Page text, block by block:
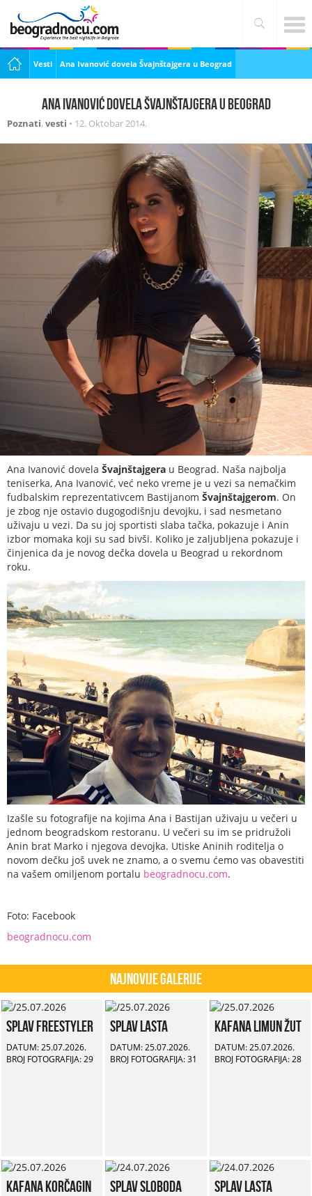
Vesti Ana Ivanović dovela Švajnštajgera u Beograd
Ana Ivanović dovela Švajnštajgera u Beograd
Poznati, vesti • 12. Oktobar 2014.
Ana Ivanović dovela Švajnštajgera u Beograd. Naša najbolja
teniserka, Ana Ivanović, već neko vreme je u vezi sa nemačkim
fudbalskim reprezentativcem Bastijanom Švajnštajgerom. On
je zbog nje ostavio dugogodišnju devojku, i sad nesmetano
uživaju u vezi. Da su joj sportisti slaba tačka, pokazuje i Anin
izbor momaka koji su sad bivši. Koliko je zaljubljena pokazuje i
činjenica da je novog dečka dovela u Beograd u rekordnom
roku.
Izašle su fotografije na kojima Ana i Bastijan uživaju u večeri u
jednom beogradskom restoranu. U večeri su im se pridružoli
Anin brat Marko i njegova devojka. Utiske Aninih roditelja o
novom dečku još uvek ne znamo, a o svemu ćemo vas obavestiti
na vašem omiljenom portalu beogradnocu.com.
Foto: Facebook
beogradnocu.com
Najnovije Galerije
Splav Freestyler
DATUM: 25.07.2026.
BROJ FOTOGRAFIJA: 29
Splav Lasta
DATUM: 25.07.2026.
BROJ FOTOGRAFIJA: 31
Kafana Limun Žut
DATUM: 25.07.2026.
BROJ FOTOGRAFIJA: 28
Kafana Korčagin Splav Sloboda Splav Lasta